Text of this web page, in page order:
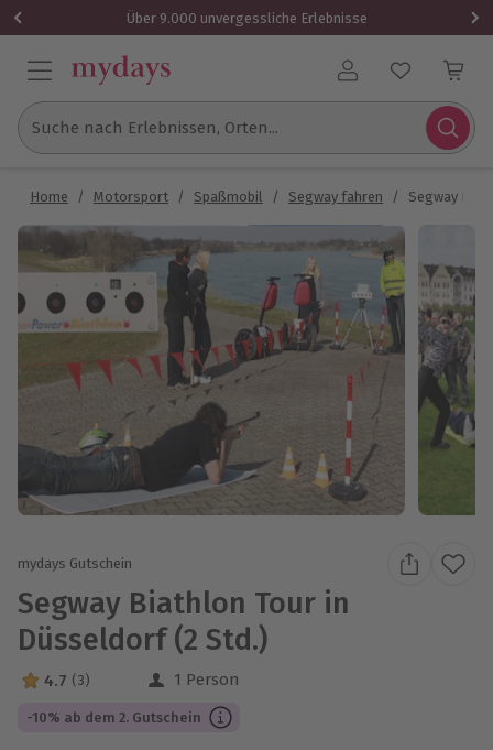
Über 9.000 unvergessliche Erlebnisse
Benutzerkonto
Suche nach Erlebnissen, Orten...
Home / Motorsport / Spaßmobil / Segway fahren / Segway
mydays Gutschein
Segway Biathlon Tour in
Düsseldorf (2 Std.)
4.7 Sterne von 5 aus 3 Bewertungen
4.7 (3) 1 Person
-10% ab dem 2. Gutschein